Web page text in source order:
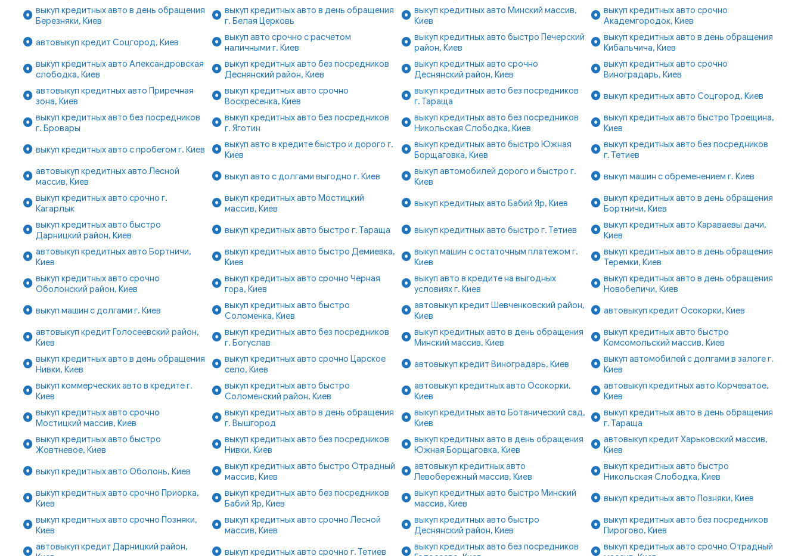
выкуп кредитных авто в день обращения
Березняки, Киев
выкуп кредитных авто в день обращения
г. Белая Церковь
выкуп кредитных авто Минский массив,
Киев
выкуп кредитных авто срочно
Академгородок, Киев
автовыкуп кредит Соцгород, Киев
выкуп авто срочно с расчетом
наличными г. Киев
выкуп кредитных авто быстро Печерский
район, Киев
выкуп кредитных авто в день обращения
Кибальчича, Киев
выкуп кредитных авто Александровская
слободка, Киев
выкуп кредитных авто без посредников
Деснянский район, Киев
выкуп кредитных авто срочно
Деснянский район, Киев
выкуп кредитных авто срочно
Виноградарь, Киев
автовыкуп кредитных авто Приречная
зона, Киев
выкуп кредитных авто срочно
Воскресенка, Киев
выкуп кредитных авто без посредников
г. Тараща
выкуп кредитных авто Соцгород, Киев
выкуп кредитных авто без посредников
г. Бровары
выкуп кредитных авто без посредников
г. Яготин
выкуп кредитных авто без посредников
Никольская Слободка, Киев
выкуп кредитных авто быстро Троещина,
Киев
выкуп кредитных авто с пробегом г. Киев
выкуп авто в кредите быстро и дорого г.
Киев
выкуп кредитных авто быстро Южная
Борщаговка, Киев
выкуп кредитных авто без посредников
г. Тетиев
автовыкуп кредитных авто Лесной
массив, Киев
выкуп авто с долгами выгодно г. Киев
выкуп автомобилей дорого и быстро г.
Киев
выкуп машин с обременением г. Киев
выкуп кредитных авто срочно г.
Кагарлык
выкуп кредитных авто Мостицкий
массив, Киев
выкуп кредитных авто Бабий Яр, Киев
выкуп кредитных авто в день обращения
Бортничи, Киев
выкуп кредитных авто быстро
Дарницкий район, Киев
выкуп кредитных авто быстро г. Тараща выкуп кредитных авто быстро г. Тетиев
выкуп кредитных авто Караваевы дачи,
Киев
автовыкуп кредитных авто Бортничи,
Киев
выкуп кредитных авто быстро Демиевка,
Киев
выкуп машин с остаточным платежом г.
Киев
выкуп кредитных авто в день обращения
Теремки, Киев
выкуп кредитных авто срочно
Оболонский район, Киев
выкуп кредитных авто срочно Чёрная
гора, Киев
выкуп авто в кредите на выгодных
условиях г. Киев
выкуп кредитных авто в день обращения
Новобеличи, Киев
выкуп машин с долгами г. Киев
выкуп кредитных авто быстро
Соломенка, Киев
автовыкуп кредит Шевченковский район,
Киев
автовыкуп кредит Осокорки, Киев
автовыкуп кредит Голосеевский район,
Киев
выкуп кредитных авто без посредников
г. Богуслав
выкуп кредитных авто в день обращения
Минский массив, Киев
выкуп кредитных авто быстро
Комсомольский массив, Киев
выкуп кредитных авто в день обращения
Нивки, Киев
выкуп кредитных авто срочно Царское
село, Киев
автовыкуп кредит Виноградарь, Киев
выкуп автомобилей с долгами в залоге г.
Киев
выкуп коммерческих авто в кредите г.
Киев
выкуп кредитных авто быстро
Соломенский район, Киев
автовыкуп кредитных авто Осокорки,
Киев
автовыкуп кредитных авто Корчеватое,
Киев
выкуп кредитных авто срочно
Мостицкий массив, Киев
выкуп кредитных авто в день обращения
г. Вышгород
выкуп кредитных авто Ботанический сад,
Киев
выкуп кредитных авто в день обращения
г. Тараща
выкуп кредитных авто быстро
Жовтневое, Киев
выкуп кредитных авто без посредников
Нивки, Киев
выкуп кредитных авто в день обращения
Южная Борщаговка, Киев
автовыкуп кредит Харьковский массив,
Киев
выкуп кредитных авто Оболонь, Киев
выкуп кредитных авто быстро Отрадный
массив, Киев
автовыкуп кредитных авто
Левобережный массив, Киев
выкуп кредитных авто быстро
Никольская Слободка, Киев
выкуп кредитных авто срочно Приорка,
Киев
выкуп кредитных авто без посредников
Бабий Яр, Киев
выкуп кредитных авто быстро Минский
массив, Киев
выкуп кредитных авто Позняки, Киев
выкуп кредитных авто срочно Позняки,
Киев
выкуп кредитных авто срочно Лесной
массив, Киев
выкуп кредитных авто быстро
Деснянский район, Киев
выкуп кредитных авто без посредников
Пирогово, Киев
автовыкуп кредит Дарницкий район,
выкуп кредитных авто срочно г. Тетиев
выкуп кредитных авто без посредников
выкуп кредитных авто срочно Отрадный